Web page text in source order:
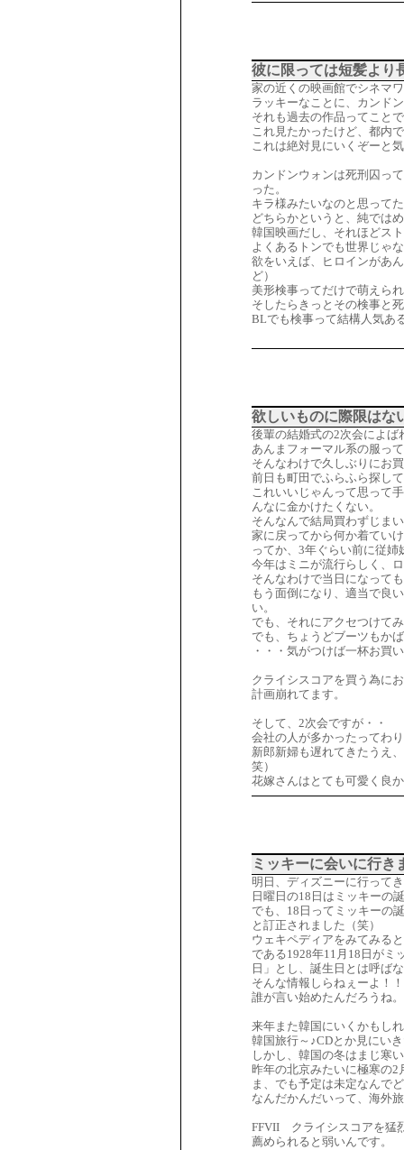
彼に限っては短髪より
家の近くの映画館でシネマ
ラッキーなことに、カンド
それも過去の作品ってこと
これ見たかったけど、都内
これは絶対見にいくぞーと
カンドンウォンは死刑囚っ
った。
キラ様みたいなのと思って
どちらかというと、純では
韓国映画だし、それほどス
よくあるトンでも世界じゃ
欲をいえば、ヒロインがあ
ど）
美形検事ってだけで萌えら
そしたらきっとその検事と
BLでも検事って結構人気あ
欲しいものに際限はな
後輩の結婚式の2次会によ
あんまフォーマル系の服っ
そんなわけで久しぶりにお
前日も町田でふらふら探し
これいいじゃんって思って
んなに金かけたくない。
そんなんで結局買わずじま
家に戻ってから何か着てい
ってか、3年ぐらい前に従
今年はミニが流行らしく、
そんなわけで当日になって
もう面倒になり、適当で良
い。
でも、それにアクセつけて
でも、ちょうどブーツもか
・・・気がつけば一杯お買
クライシスコアを買う為に
計画崩れてます。
そして、2次会ですが・・
会社の人が多かったってわ
新郎新婦も遅れてきたうえ
笑）
花嫁さんはとても可愛く良
ミッキーに会いに行き
明日、ディズニーに行って
日曜日の18日はミッキーの
でも、18日ってミッキーの
と訂正されました（笑）
ウェキペディアをみてみる
である1928年11月18日がミ
日」とし、誕生日とは呼ば
そんな情報しらねぇーよ！
誰が言い始めたんだろうね
来年また韓国にいくかもし
韓国旅行～♪CDとか見にい
しかし、韓国の冬はまじ寒
昨年の北京みたいに極寒の
ま、でも予定は未定なんで
なんだかんだいって、海外
FFVII クライシスコアを猛
薦められると弱いんです。